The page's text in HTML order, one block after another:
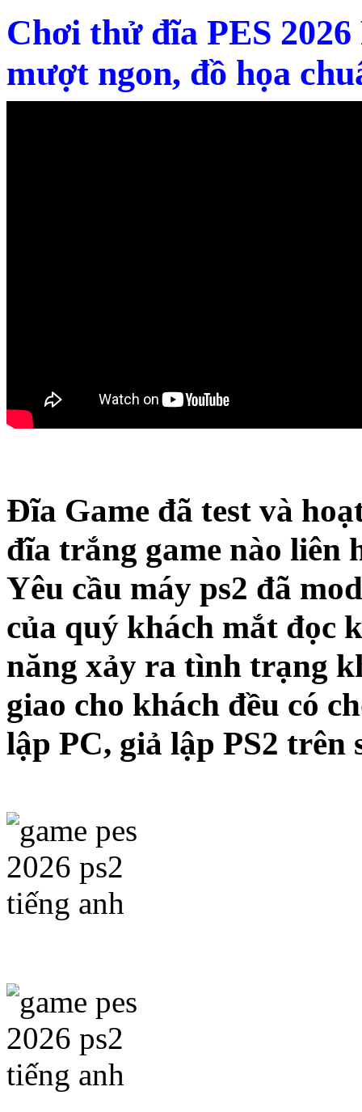
Chơi thử đĩa PES
mượt ngon, đồ họa
Đĩa Game đã test và
đĩa trắng game nào liên
Yêu cầu máy ps2 đã
của quý khách mắt đọc
năng xảy ra tình trạng
giao cho khách đều có
lập PC, giả lập PS2 trên